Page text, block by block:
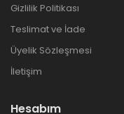
Gizlilik Politikası
Teslimat ve İade
Üyelik Sözleşmesi
İletişim
Hesabım